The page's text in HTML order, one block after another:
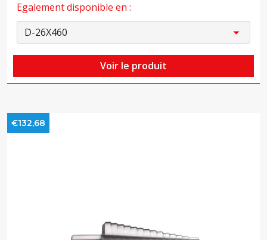
Egalement disponible en :
Voir le produit
€132,68